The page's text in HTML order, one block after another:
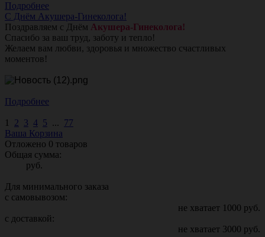
Подробнее
С Днём Акушера-Гинеколога!
Поздравляем с Днём Акушера-Гинеколога!
Спасибо за ваш труд, заботу и тепло!
Желаем вам любви, здоровья и множество счастливых
моментов!
Подробнее
1 2 3 4 5 ... 77
Ваша Корзина
Отложено 0 товаров
Общая сумма:
руб.
Для минимального заказа
с самовывозом:
не хватает 1000 руб.
с доставкой:
не хватает 3000 руб.